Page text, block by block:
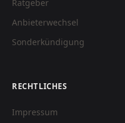
Ratgeber
Anbieterwechsel
Sonderkündigung
RECHTLICHES
Impressum